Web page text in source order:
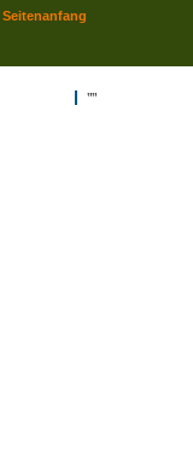
""
Seitenanfang